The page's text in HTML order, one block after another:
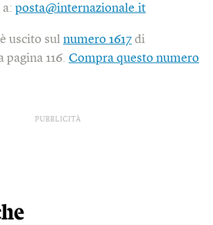
posta@internazionale.it
uscito sul numero 1617 di
pagina 116. Compra questo numero
PUBBLICITÀ